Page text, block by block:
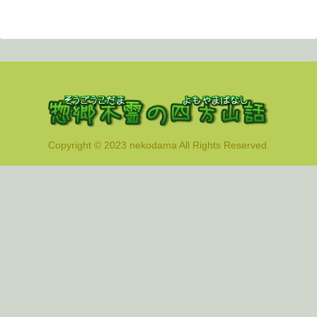
Copyright © 2023 nekodama All Rights Reserved.